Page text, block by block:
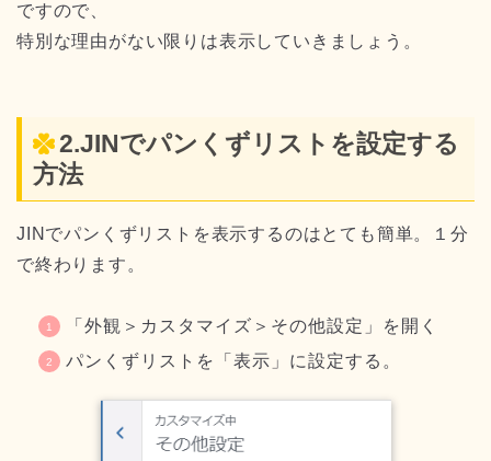
ですので、
特別な理由がない限りは表示していきましょう。
2.JINでパンくずリストを設定する
方法
JINでパンくずリストを表示するのはとても簡単。１分
で終わります。
「外観＞カスタマイズ＞その他設定」を開く
パンくずリストを「表示」に設定する。